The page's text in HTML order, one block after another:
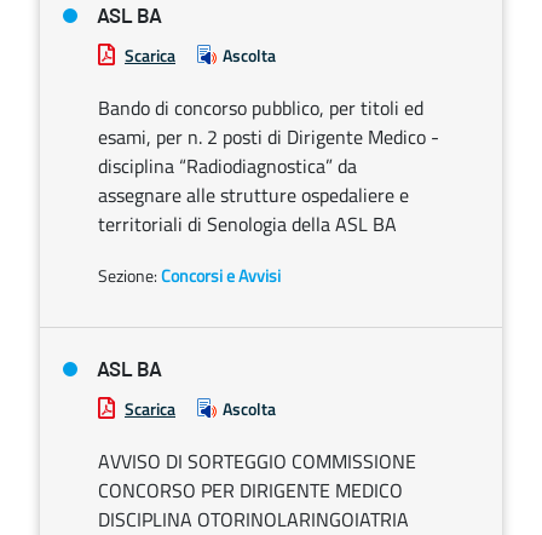
ASL BA
Scarica Ascolta
Bando di concorso pubblico, per titoli ed
esami, per n. 2 posti di Dirigente Medico -
disciplina “Radiodiagnostica” da
assegnare alle strutture ospedaliere e
territoriali di Senologia della ASL BA
Sezione:Concorsi e Avvisi
ASL BA
Scarica Ascolta
AVVISO DI SORTEGGIO COMMISSIONE
CONCORSO PER DIRIGENTE MEDICO
DISCIPLINA OTORINOLARINGOIATRIA